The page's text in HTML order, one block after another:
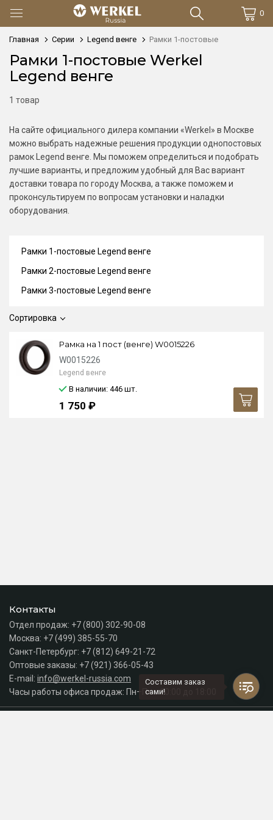
0
Главная Серии Legend венге Рамки 1-постовые
Рамки 1-постовые Werkel
Legend венге
1 товар
На сайте официального дилера компании «Werkel» в Москве
можно выбрать надежные решения продукции однопостовых
рамок Legend венге. Мы поможем определиться и подобрать
лучшие варианты, и предложим удобный для Вас вариант
доставки товара по городу Москва, а также поможем и
проконсультируем по вопросам установки и наладки
оборудования.
Сортировка
Рамка на 1 пост (венге) W0015226
W0015226
Legend венге
В наличии: 446 шт.
1 750 ₽
Рамки 1-постовые Legend венге
Рамки 2-постовые Legend венге
Рамки 3-постовые Legend венге
Контакты
Отдел продаж: +7 (800) 302-90-08
Москва: +7 (499) 385-55-70
Санкт-Петербург: +7 (812) 649-21-72
Оптовые заказы: +7 (921) 366-05-43
E-mail: info@werkel-russia.com
Часы работы офиса продаж: Пн–Пт с 10:00 до 18:00
Составим заказ
сами!